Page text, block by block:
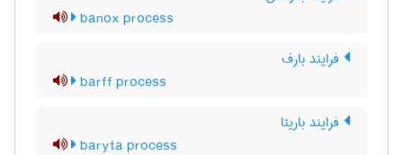
banox process
فرایند بارف
barff process
فرایند باریتا
baryta process